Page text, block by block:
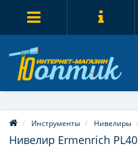
Инструменты Нивелиры
Нивелир Ermenrich PL40